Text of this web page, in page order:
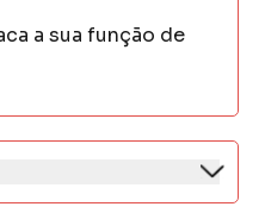
a sua função de
sua linha, produtos